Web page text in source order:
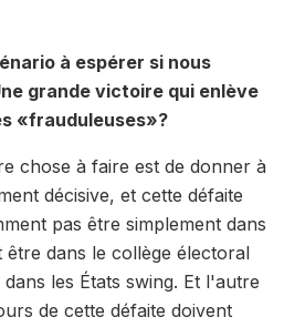
à espérer si nous
grande victoire qui enlève
«frauduleuses»?
chose à faire est de donner à
décisive, et cette défaite
pas être simplement dans
dans le collège électoral
les États swing. Et l'autre
de cette défaite doivent